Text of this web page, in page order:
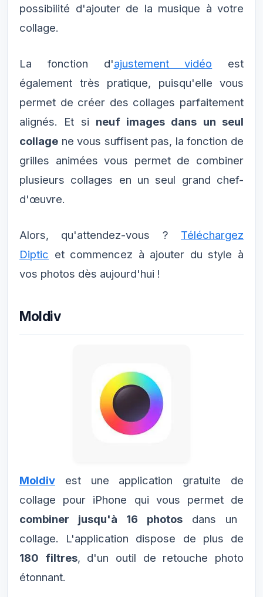
possibilité d'ajouter de la musique à votre
collage.
La fonction d'ajustement vidéo est
également très pratique, puisqu'elle vous
permet de créer des collages parfaitement
alignés. Et si neuf images dans un seul
collage ne vous suffisent pas, la fonction de
grilles animées vous permet de combiner
plusieurs collages en un seul grand chef-
d'œuvre.
Alors, qu'attendez-vous ? Téléchargez
Diptic et commencez à ajouter du style à
vos photos dès aujourd'hui !
Moldiv
Moldiv est une application gratuite de
collage pour iPhone qui vous permet de
combiner jusqu'à 16 photos dans un
collage. L'application dispose de plus de
180 filtres, d'un outil de retouche photo
étonnant.